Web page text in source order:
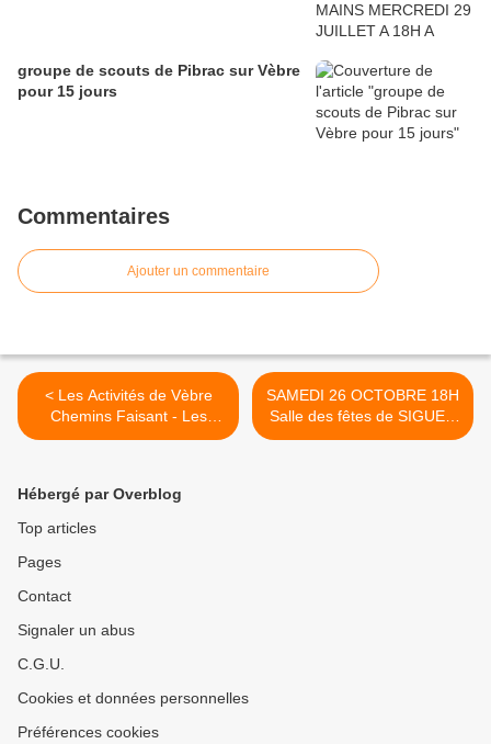
groupe de scouts de Pibrac sur Vèbre
pour 15 jours
Commentaires
Ajouter un commentaire
< Les Activités de Vèbre
Chemins Faisant - Les
randonnées
SAMEDI 26 OCTOBRE 18H
Salle des fêtes de SIGUER
>
Hébergé par Overblog
Top articles
Pages
Contact
Signaler un abus
C.G.U.
Cookies et données personnelles
Préférences cookies